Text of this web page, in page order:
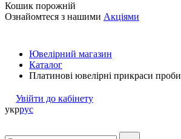
Кошик порожній
Ознайомтеся з нашими Акціями
Ювелірний магазин
Каталог
Платинові ювелірні прикраси проби
Увійти до кабінету
укррус